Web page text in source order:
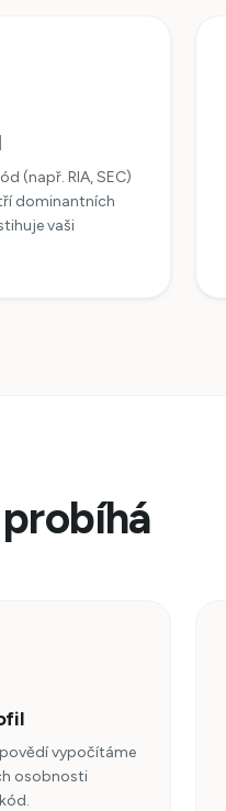
(např. RIA, SEC)
dominantních
vaši
vypočítáme
osobnosti